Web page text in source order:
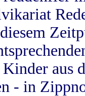
aus
- in